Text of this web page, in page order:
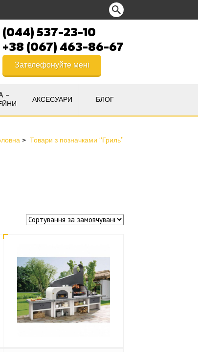
(044) 537-23-10
+38 (067) 463-86-67
Зателефонуйте мені
–
АКСЕСУАРИ БЛОГ
Товари з позначками “Гриль”